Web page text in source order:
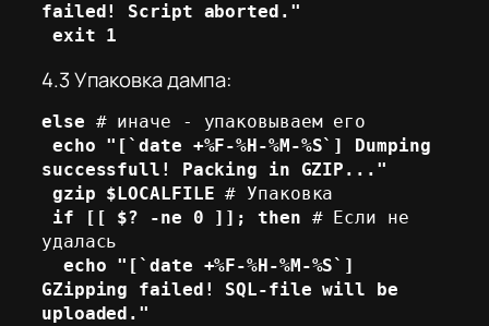
failed! Script aborted."
exit 1
4.3 Упаковка дампа:
else # иначе - упаковываем его
echo "[`date +%F-%H-%M-%S`] Dumping
successfull! Packing in GZIP..."
gzip $LOCALFILE # Упаковка
if [[ $? -ne 0 ]]; then # Если не
удалась
echo "[`date +%F-%H-%M-%S`]
GZipping failed! SQL-file will be
uploaded."